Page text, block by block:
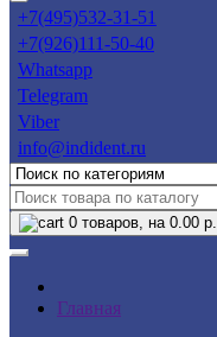
+7(495)532-31-51
+7(926)111-50-40
Whatsapp
Telegram
Viber
info@indident.ru
0 товаров, на 0.00 р.
Главная